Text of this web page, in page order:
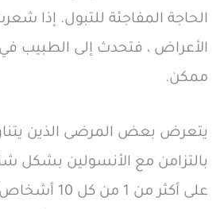
الحاجة المفاجئة للتبول. إذا
الأعراض ، فتحدث إلى الطبيب
ممكن.
يتعرض بعض المرضى الذين
بالتزامن مع الأنسولين بشكل
على أكثر من 1